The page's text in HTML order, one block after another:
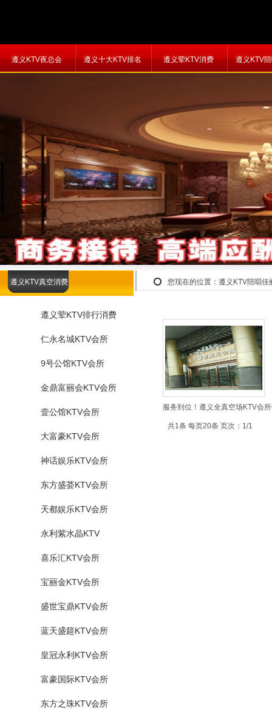
遵义KTV夜总会 遵义十大KTV排名 遵义荤KTV消费 遵义KTV
您现在的位置： 遵义KTV陪唱佳
遵义KTV真空消费
遵义荤KTV排行消费
仁永名城KTV会所
9号公馆KTV会所
金鼎富丽会KTV会所
壹公馆KTV会所
大富豪KTV会所
神话娱乐KTV会所
东方盛荟KTV会所
天都娱乐KTV会所
永利紫水晶KTV
喜乐汇KTV会所
宝丽金KTV会所
盛世宝鼎KTV会所
蓝天盛筵KTV会所
皇冠永利KTV会所
富豪国际KTV会所
东方之珠KTV会所
服务到位！遵义全真空场KTV会
共1条 每页20条 页次：1/1